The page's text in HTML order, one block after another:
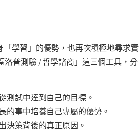
「學習」的優勢，也再次積極地尋求實
普測驗 / 哲學諮商」這三個工具，分
測試中達到自己的目標。
的事中培養自己專屬的優勢。
決策背後的真正原因。